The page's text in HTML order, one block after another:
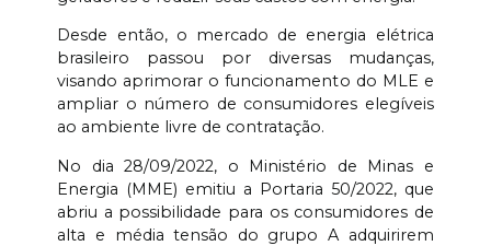
Desde então, o mercado de energia elétrica
brasileiro passou por diversas mudanças,
visando aprimorar o funcionamento do MLE e
ampliar o número de consumidores elegíveis
ao ambiente livre de contratação.
No dia 28/09/2022, o Ministério de Minas e
Energia (MME) emitiu a Portaria 50/2022, que
abriu a possibilidade para os consumidores de
alta e média tensão do grupo A adquirirem